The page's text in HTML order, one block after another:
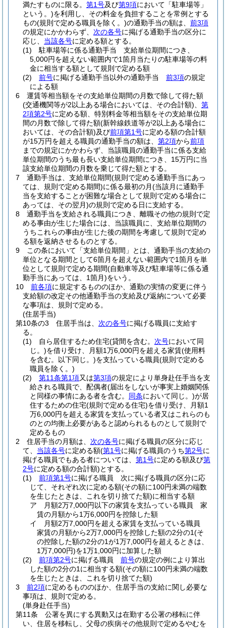
満たすものに限る。 第1号及び第9項において「駐車場等」
という。)を利用し、その料金を負担することを常例とする
もの(規則で定める職員を除く。)の通勤手当の額は、 前3項
の規定にかかわらず、 次の各号に掲げる通勤手当の区分に
応じ、 当該各号に定める額とする。
(1)
駐車場等に係る通勤手当 支給単位期間につき、
5,000円を超えない範囲内で1箇月当たりの駐車場等の料
金に相当する額として規則で定める額
(2)
前号に掲げる通勤手当以外の通勤手当 前3項の規定
による額
6
運賃等相当額をその支給単位期間の月数で除して得た額
(交通機関等が2以上ある場合においては、その合計額)
第
2項第2号に定める額、特別料金等相当額をその支給単位期
間の月数で除して得た額(新幹線鉄道等が2以上ある場合に
おいては、その合計額)及び前項第1号に定める額の合計額
が15万円を超える職員の通勤手当の額は、 第2項から前項
までの規定にかかわらず、当該職員の通勤手当に係る支給
単位期間のうち最も長い支給単位期間につき、15万円に当
該支給単位期間の月数を乗じて得た額とする。
7
通勤手当は、支給単位期間(規則で定める通勤手当にあっ
ては、規則で定める期間)に係る最初の月(当該月に通勤手
当を支給することが困難な場合として規則で定める場合に
あっては、その翌月)の規則で定める日に支給する。
8
通勤手当を支給される職員につき、離職その他の規則で定
める事由が生じた場合には、当該職員に、支給単位期間の
うちこれらの事由が生じた後の期間を考慮して規則で定め
る額を返納させるものとする。
9
この条において「支給単位期間」とは、通勤手当の支給の
単位となる期間として6箇月を超えない範囲内で1箇月を単
位として規則で定める期間(自動車等及び駐車場等に係る通
勤手当にあっては、1箇月)をいう。
10
前各項に規定するもののほか、通勤の実情の変更に伴う
支給額の改定その他通勤手当の支給及び返納について必要
な事項は、規則で定める。
(住居手当)
第10条の3
住居手当は、 次の各号に掲げる職員に支給す
る。
(1)
自ら居住するため住宅(貸間を含む。 次号において同
じ。)を借り受け、月額1万6,000円を超える家賃(使用料
を含む。以下同じ。)を支払っている職員(規則で定める
職員を除く。)
(2)
第11条第1項又は第3項の規定により単身赴任手当を支
給される職員で、配偶者(届出をしないが事実上婚姻関係
と同様の事情にある者を含む。 同条において同じ。)が居
住するための住宅(規則で定める住宅)を借り受け、月額1
万6,000円を超える家賃を支払っている者又はこれらのも
のとの均衡上必要があると認められるものとして規則で
定めるもの
2
住居手当の月額は、 次の各号に掲げる職員の区分に応じ
て、 当該各号に定める額(第1号に掲げる職員のうち第2号に
掲げる職員でもある者については、 第1号に定める額及び第
2号に定める額の合計額)とする。
(1)
前項第1号に掲げる職員 次に掲げる職員の区分に応
じて、それぞれ次に定める額(その額に100円未満の端数
を生じたときは、これを切り捨てた額)に相当する額
ア
月額2万7,000円以下の家賃を支払っている職員 家
賃の月額から1万6,000円を控除した額
イ
月額2万7,000円を超える家賃を支払っている職員
家賃の月額から2万7,000円を控除した額の2分の1(そ
の控除した額の2分の1が1万7,000円を超えるときは、
1万7,000円)を1万1,000円に加算した額
(2)
前項第2号に掲げる職員 前号の規定の例により算出
した額の2分の1に相当する額(その額に100円未満の端数
を生じたときは、これを切り捨てた額)
3
前2項に定めるもののほか、住居手当の支給に関し必要な
事項は、規則で定める。
(単身赴任手当)
第11条
公署を異にする異動又は在勤する公署の移転に伴
い、住居を移転し、父母の疾病その他規則で定めるやむを